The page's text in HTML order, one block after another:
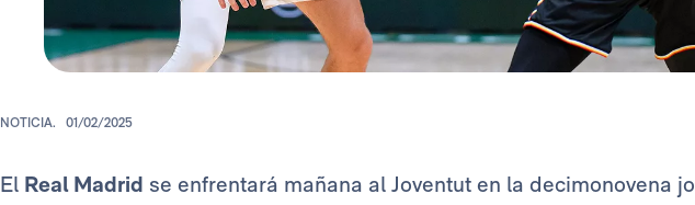
NOTICIA. 01/02/2025
El Real Madrid se enfrentará mañana al Joventut en la decimonovena